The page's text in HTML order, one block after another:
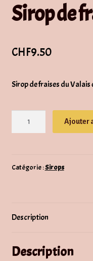
Sirop de
CHF9.50
Sirop de fraises du Valais
fraise
Ajouter
Catégorie :Sirops
Description
Description